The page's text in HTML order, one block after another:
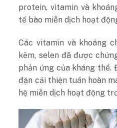
protein, vitamin và
tế bào miễn dịch hoạt
Các vitamin và khoáng
kẽm, selen đã được
phản ứng của kháng thể.
đặn cải thiện tuần hoàn
hệ miễn dịch hoạt động